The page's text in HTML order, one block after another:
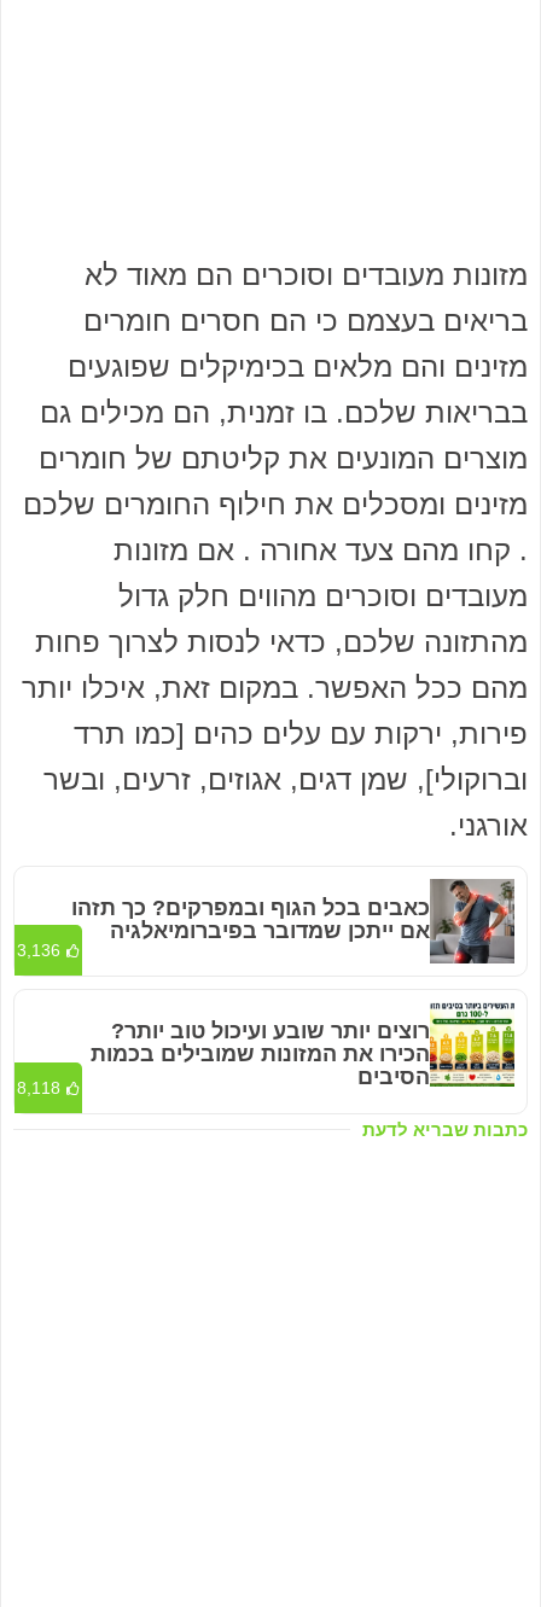
מזונות מעובדים וסוכרים הם מאוד לא
בריאים בעצמם כי הם חסרים חומרים
מזינים והם מלאים בכימיקלים שפוגעים
בבריאות שלכם. בו זמנית, הם מכילים גם
מוצרים המונעים את קליטתם של חומרים
מזינים ומסכלים את חילוף החומרים שלכם
. קחו מהם צעד אחורה . אם מזונות
מעובדים וסוכרים מהווים חלק גדול
מהתזונה שלכם, כדאי לנסות לצרוך פחות
מהם ככל האפשר. במקום זאת, איכלו יותר
פירות, ירקות עם עלים כהים [כמו תרד
וברוקולי], שמן דגים, אגוזים, זרעים, ובשר
אורגני.
כתבות שבריא לדעת
כאבים בכל הגוף ובמפרקים? כך תזהו
אם ייתכן שמדובר בפיברומיאלגיה
3,136
רוצים יותר שובע ועיכול טוב יותר?
הכירו את המזונות שמובילים בכמות
הסיבים
8,118